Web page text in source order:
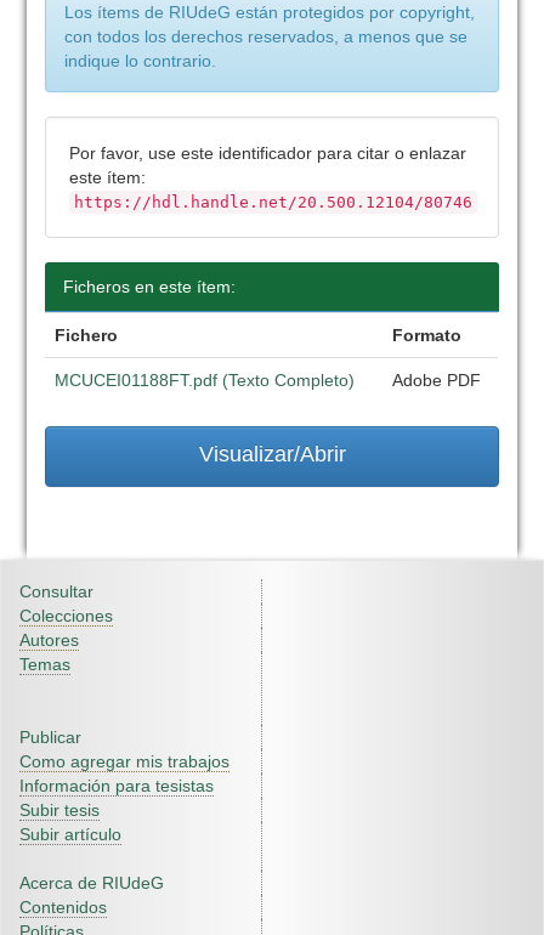
Los ítems de RIUdeG están protegidos por copyright,
con todos los derechos reservados, a menos que se
indique lo contrario.
Por favor, use este identificador para citar o enlazar
este ítem:
https://hdl.handle.net/20.500.12104/80746
Ficheros en este ítem:
Fichero Formato
MCUCEI01188FT.pdf (Texto Completo) Adobe PDF
Visualizar/Abrir
Consultar
Colecciones
Autores
Temas
Publicar
Como agregar mis trabajos
Información para tesistas
Subir tesis
Subir artículo
Acerca de RIUdeG
Contenidos